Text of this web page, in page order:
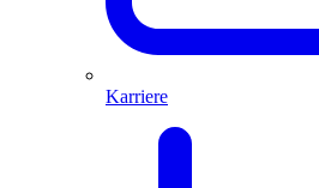
Karriere